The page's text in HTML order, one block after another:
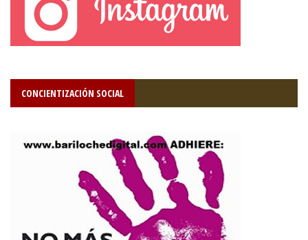
CONCIENTIZACIÓN SOCIAL